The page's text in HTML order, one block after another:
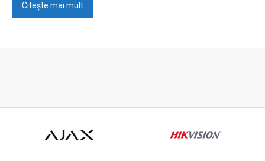
Citește mai mult